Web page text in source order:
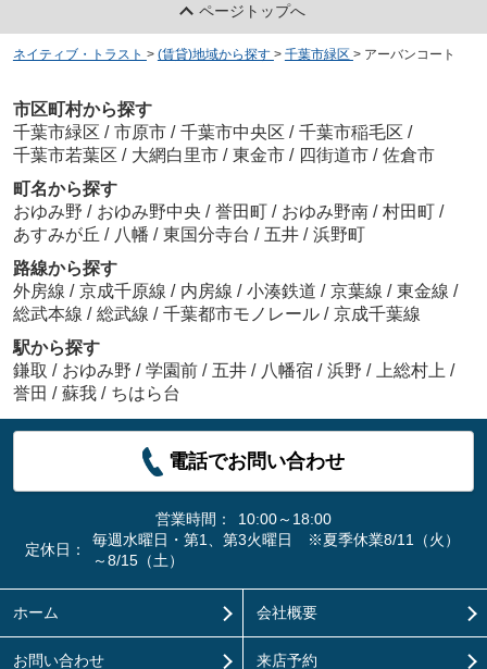
ページトップへ
ネイティブ・トラスト > (賃貸)地域から探す > 千葉市緑区 > アーバンコート
市区町村から探す
千葉市緑区 / 市原市 / 千葉市中央区 / 千葉市稲毛区 /
千葉市若葉区 / 大網白里市 / 東金市 / 四街道市 / 佐倉市
町名から探す
おゆみ野 / おゆみ野中央 / 誉田町 / おゆみ野南 / 村田町 /
あすみが丘 / 八幡 / 東国分寺台 / 五井 / 浜野町
路線から探す
外房線 / 京成千原線 / 内房線 / 小湊鉄道 / 京葉線 / 東金線 /
総武本線 / 総武線 / 千葉都市モノレール / 京成千葉線
駅から探す
鎌取 / おゆみ野 / 学園前 / 五井 / 八幡宿 / 浜野 / 上総村上 /
誉田 / 蘇我 / ちはら台
電話でお問い合わせ
営業時間：
10:00～18:00
定休日：
毎週水曜日・第1、第3火曜日 ※夏季休業8/11（火）
～8/15（土）
ホーム 会社概要
お問い合わせ 来店予約